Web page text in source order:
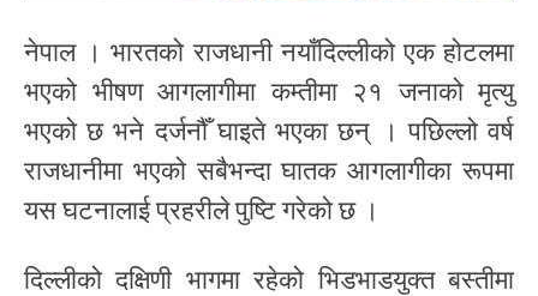
नेपाल । भारतको राजधानी नयाँदिल्लीको एक होटलमा
भएको भीषण आगलागीमा कम्तीमा २१ जनाको मृत्यु
भएको छ भने दर्जनौँ घाइते भएका छन् । पछिल्लो वर्ष
राजधानीमा भएको सबैभन्दा घातक आगलागीका रूपमा
यस घटनालाई प्रहरीले पुष्टि गरेको छ ।
दिल्लीको दक्षिणी भागमा रहेको भिडभाडयुक्त बस्तीमा